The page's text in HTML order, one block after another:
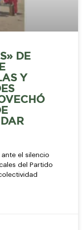
DE
Y
el silencio
del Partido